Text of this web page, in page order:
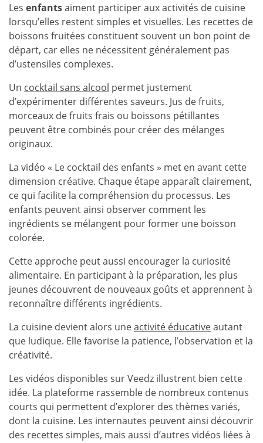
Les enfantsaiment participer aux activités de cuisine
lorsqu’elles restent simples et visuelles. Les recettes de
boissons fruitées constituent souvent un bon point de
départ, car elles ne nécessitent généralement pas
d’ustensiles complexes.
Un cocktail sans alcool permet justement
d’expérimenter différentes saveurs. Jus de fruits,
morceaux de fruits frais ou boissons pétillantes
peuvent être combinés pour créer des mélanges
originaux.
La vidéo « Le cocktail des enfants » met en avant cette
dimension créative. Chaque étape apparaît clairement,
ce qui facilite la compréhension du processus. Les
enfants peuvent ainsi observer comment les
ingrédients se mélangent pour former une boisson
colorée.
Cette approche peut aussi encourager la curiosité
alimentaire. En participant à la préparation, les plus
jeunes découvrent de nouveaux goûts et apprennent à
reconnaître différents ingrédients.
La cuisine devient alors uneactivité éducativeautant
que ludique. Elle favorise la patience, l’observation et la
créativité.
Les vidéos disponibles sur Veedz illustrent bien cette
idée. La plateforme rassemble de nombreux contenus
courts qui permettent d’explorer des thèmes variés,
dont la cuisine. Les internautes peuvent ainsi découvrir
des recettes simples, mais aussi d’autres vidéos liées à